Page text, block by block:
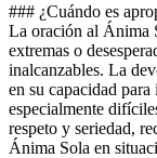
### ¿Cuándo es
La oración al Ánima
extremas o
inalcanzables. La
en su capacidad
especialmente
respeto y seriedad,
Ánima Sola en